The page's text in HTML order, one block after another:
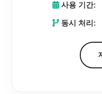
사용 기간:
동시 처리: